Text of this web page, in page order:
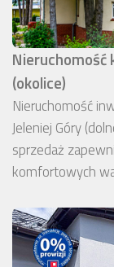
Nieruchomość
(okolice)
Nieruchomość
Jeleniej Góry
sprzedaż
komfortowych